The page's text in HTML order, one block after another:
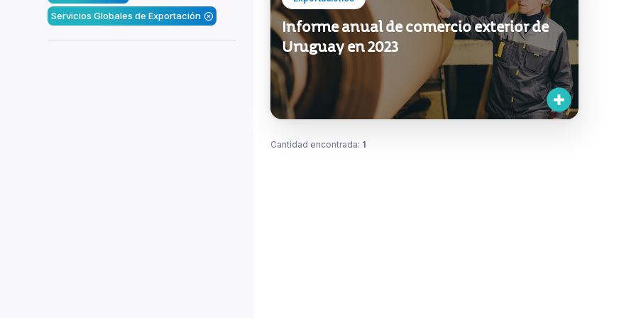
Servicios Globales de Exportación
Informe anual de comercio exterior de
Uruguay en 2023
Cantidad encontrada: 1